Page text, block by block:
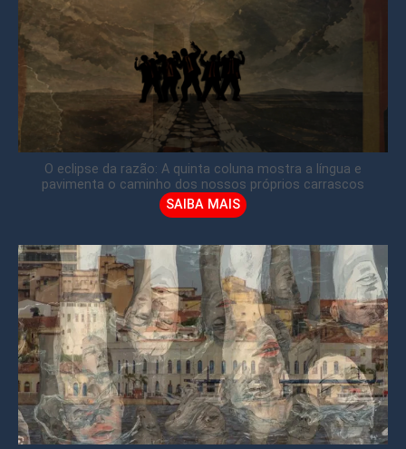
O eclipse da razão: A quinta coluna mostra a língua e
pavimenta o caminho dos nossos próprios carrascos
SAIBA MAIS